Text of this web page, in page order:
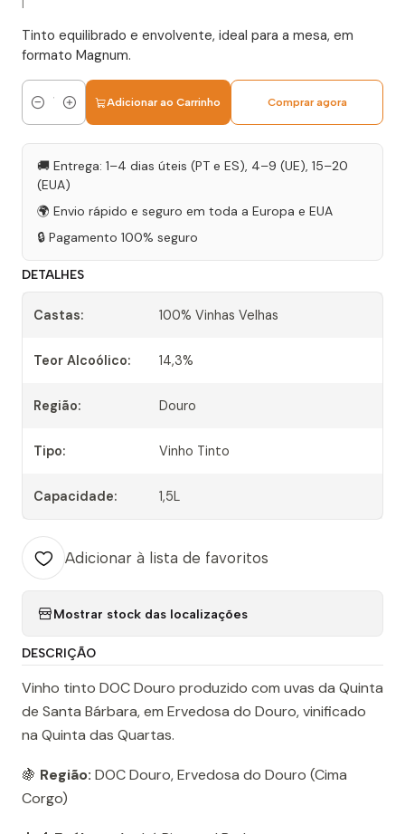
Tinto equilibrado e envolvente, ideal para a mesa, em
formato Magnum.
Quantidade
Adicionar ao Carrinho Comprar agora
🚚 Entrega: 1–4 dias úteis (PT e ES), 4–9 (UE), 15–20
(EUA)
🌍 Envio rápido e seguro em toda a Europa e EUA
🔒 Pagamento 100% seguro
DETALHES
Castas: 100% Vinhas Velhas
Teor Alcoólico: 14,3%
Região: Douro
Tipo: Vinho Tinto
Capacidade: 1,5L
Adicionar à lista de favoritos
Mostrar stock das localizações
DESCRIÇÃO
Vinho tinto DOC Douro produzido com uvas da Quinta
de Santa Bárbara, em Ervedosa do Douro, vinificado
na Quinta das Quartas.
🍇 Região: DOC Douro, Ervedosa do Douro (Cima
Corgo)